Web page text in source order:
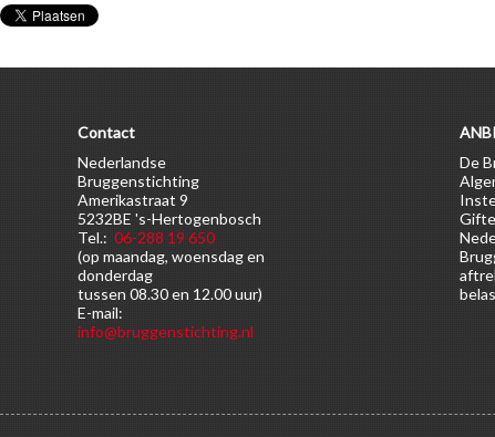
Contact
Nederlandse
Bruggenstichting
Amerikastraat 9
5232BE 's-Hertogenbosch
Tel.: 06-288 19 650
(op maandag, woensdag en
donderdag
tussen 08.30 en 12.00 uur)
E-mail:
info@bruggenstichting.nl
De